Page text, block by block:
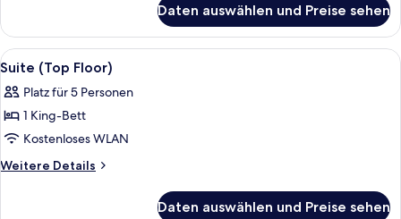
1
Schlafzimmer
Daten auswählen und Preise sehen
Alle
Fotos
für
Suite
(Top
Floor)
Ein Hotelzimmer mit einem großen
6
Suite (Top Floor)
Platz für 5 Personen
1 King-Bett
Kostenloses WLAN
Weitere Details
Weitere
Daten auswählen und Preise sehen